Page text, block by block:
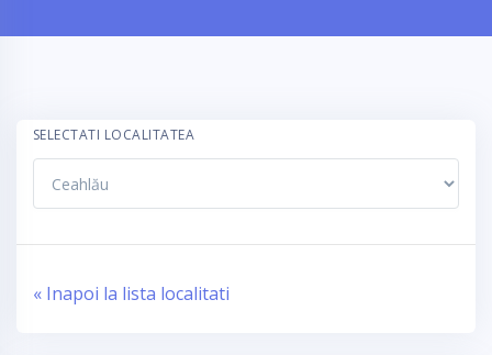
SELECTATI LOCALITATEA
« Inapoi la lista localitati